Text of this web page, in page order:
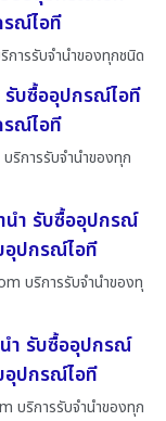
รณ์ไอที
การรับจำนำของทุกชนิด
รับซื้ออุปกรณ์ไอที
รณ์ไอที
ริการรับจำนำของทุก
นำ รับซื้ออุปกรณ์
อุปกรณ์ไอที
บริการรับจำนำของทุ
ำ รับซื้ออุปกรณ์
อุปกรณ์ไอที
บริการรับจำนำของทุก